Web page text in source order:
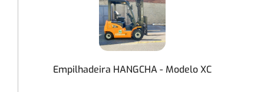
Empilhadeira HANGCHA - Modelo XC